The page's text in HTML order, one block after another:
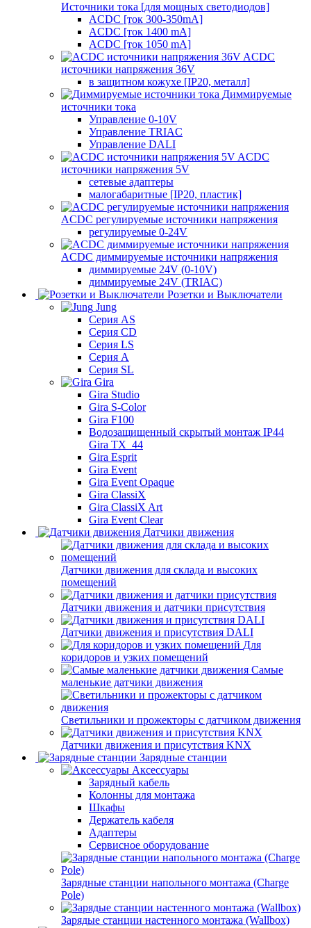
Источники тока [для мощных светодиодов]
ACDC [ток 300-350mA]
ACDC [ток 1400 mA]
ACDC [ток 1050 mA]
ACDC
источники напряжения 36V
в защитном кожухе [IP20, металл]
Диммируемые
источники тока
Управление 0-10V
Управление TRIAC
Управление DALI
ACDC
источники напряжения 5V
сетевые адаптеры
малогабаритные [IP20, пластик]
ACDC регулируемые источники напряжения
регулируемые 0-24V
ACDC диммируемые источники напряжения
диммируемые 24V (0-10V)
диммируемые 24V (TRIAC)
Розетки и Выключатели
Jung
Серия AS
Серия CD
Серия LS
Серия A
Серия SL
Gira
Gira Studio
Gira S-Color
Gira F100
Водозащищенный скрытый монтаж IP44
Gira TX_44
Gira Esprit
Gira Event
Gira Event Opaque
Gira ClassiX
Gira ClassiX Art
Gira Event Clear
Датчики движения
Датчики движения для склада и высоких
помещений
Датчики движения и датчики присутствия
Датчики движения и присутствия DALI
Для
коридоров и узких помещений
Самые
маленькие датчики движения
Светильники и прожекторы с датчиком движения
Датчики движения и присутствия KNX
Зарядные станции
Аксессуары
Зарядный кабель
Колонны для монтажа
Шкафы
Держатель кабеля
Адаптеры
Сервисное оборудование
Зарядные станции напольного монтажа (Charge
Pole)
Зарядые станции настенного монтажа (Wallbox)